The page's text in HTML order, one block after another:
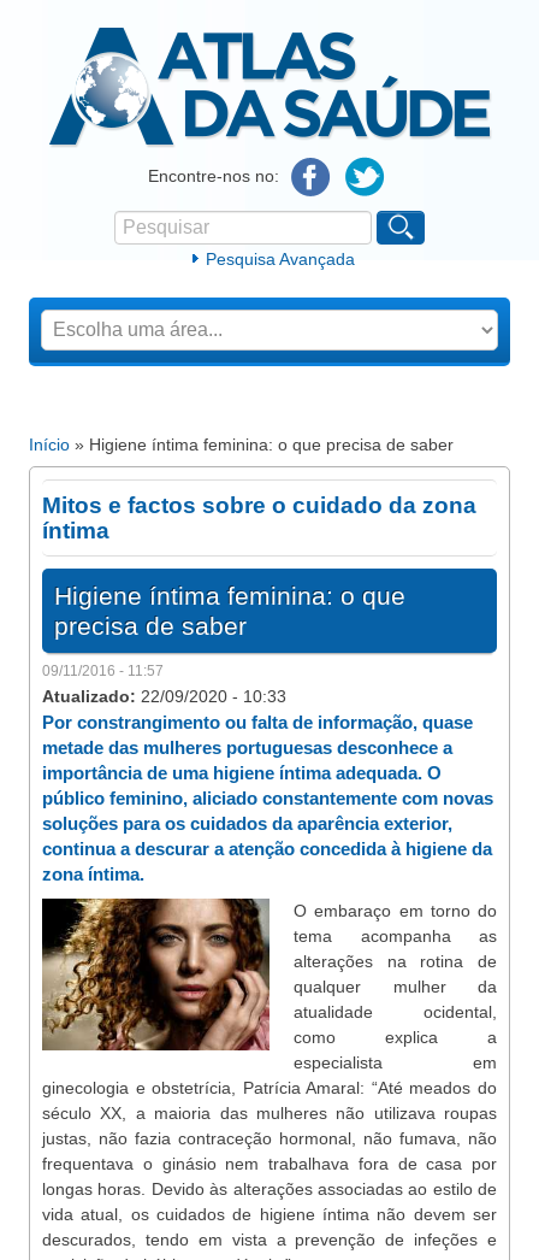
Atlas da SaúdeEncontre-nos no:
Formulário de procura
Pesquisar
Pesquisa Avançada
Está aqui
Início » Higiene íntima feminina: o que precisa de saber
Mitos e factos sobre o cuidado da zona
íntima
Higiene íntima feminina: o que
precisa de saber
09/11/2016 - 11:57
Atualizado: 22/09/2020 - 10:33
Por constrangimento ou falta de informação, quase
metade das mulheres portuguesas desconhece a
importância de uma higiene íntima adequada. O
público feminino, aliciado constantemente com novas
soluções para os cuidados da aparência exterior,
continua a descurar a atenção concedida à higiene da
zona íntima.
O embaraço em torno do
tema acompanha as
alterações na rotina de
qualquer mulher da
atualidade ocidental,
como explica a
especialista em
ginecologia e obstetrícia, Patrícia Amaral: “Até meados do
século XX, a maioria das mulheres não utilizava roupas
justas, não fazia contraceção hormonal, não fumava, não
frequentava o ginásio nem trabalhava fora de casa por
longas horas. Devido às alterações associadas ao estilo de
vida atual, os cuidados de higiene íntima não devem ser
descurados, tendo em vista a prevenção de infeções e